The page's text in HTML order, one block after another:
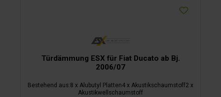
Türdämmung ESX für Fiat Ducato ab Bj.
2006/07
Bestehend aus:8 x Alubutyl Platten4 x Akustikschaumstoff2 x
Akustikwellschaumstoff